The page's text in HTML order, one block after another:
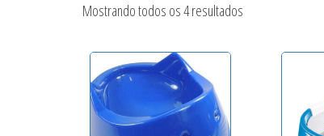
Mostrando todos os 4 resultados